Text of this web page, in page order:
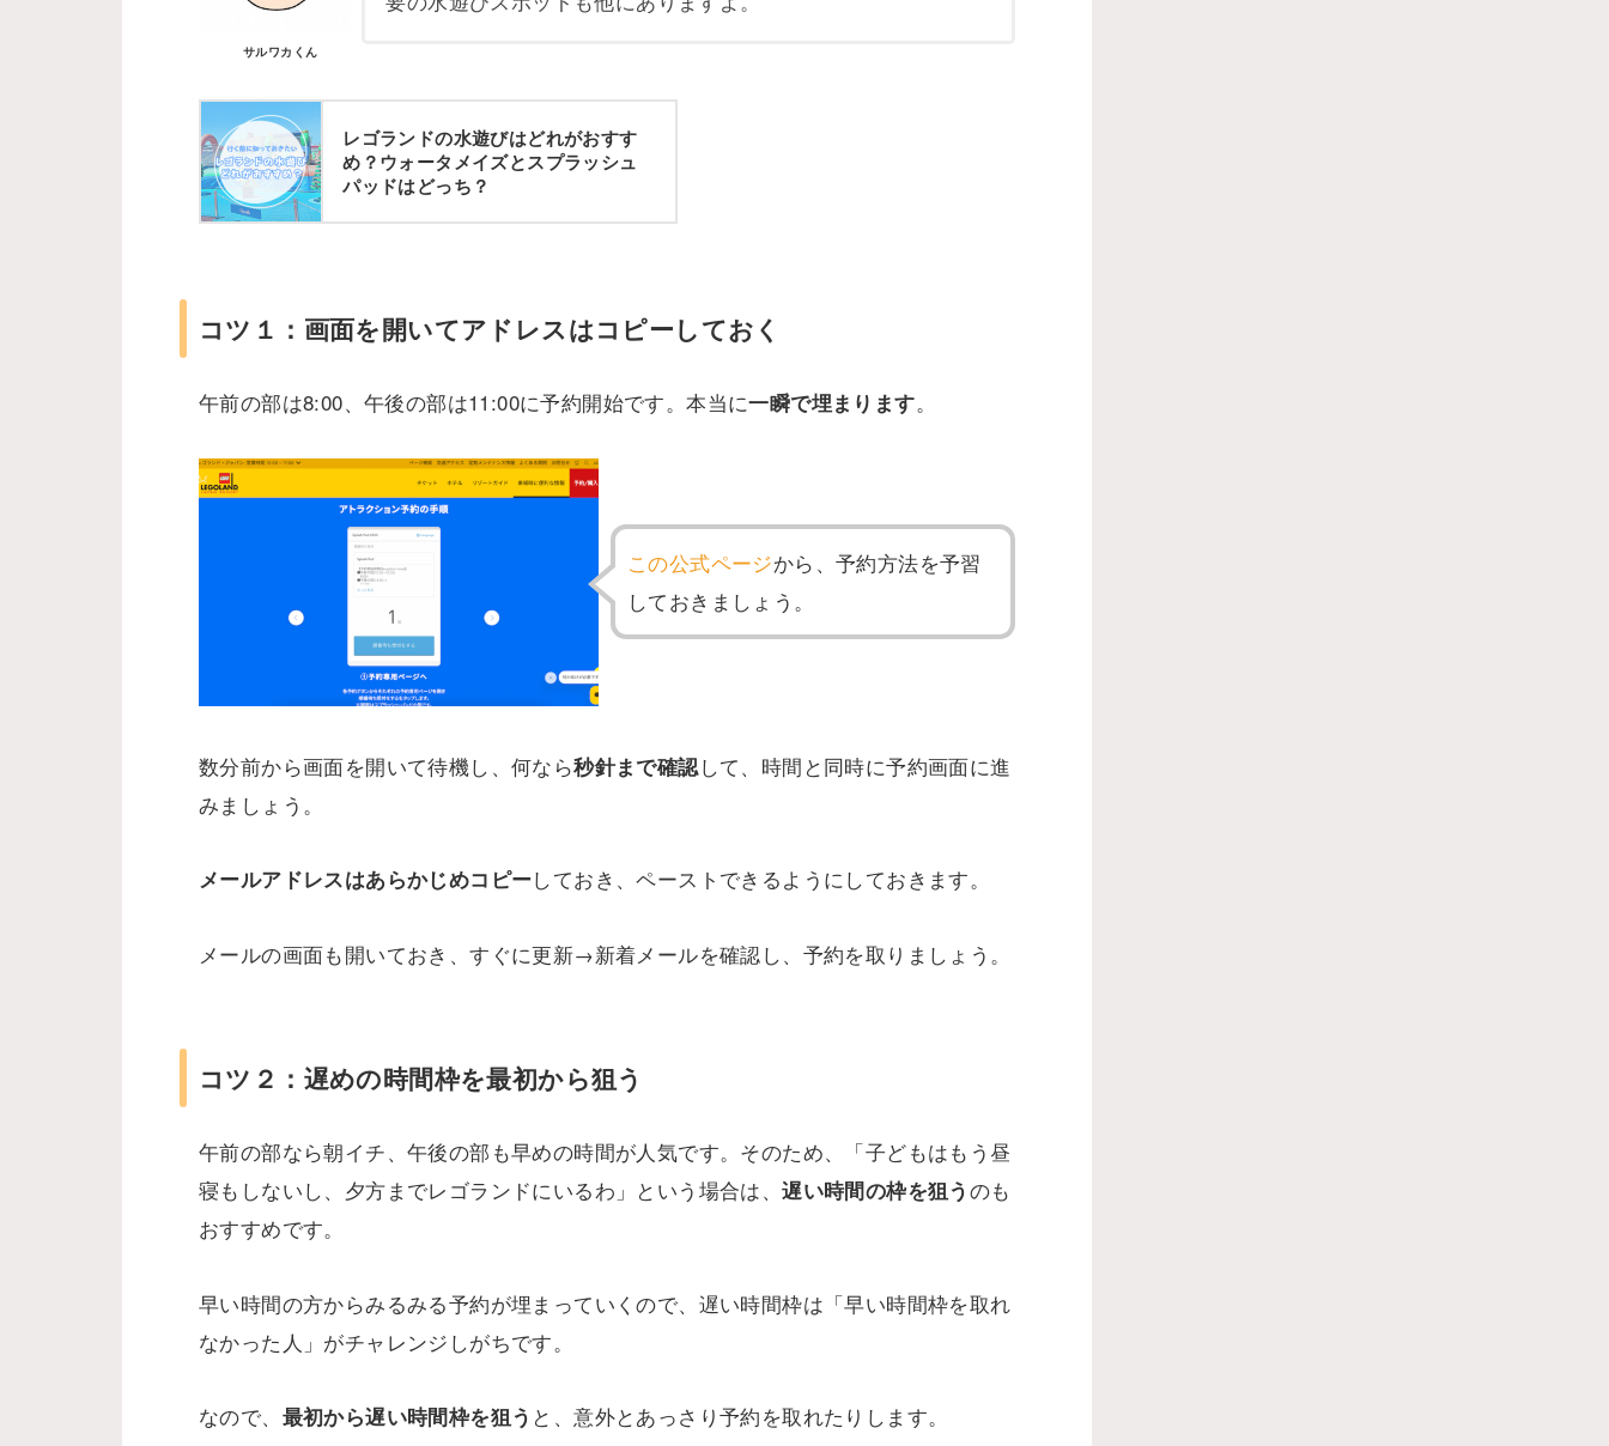
サルワカくん
レゴランドの水遊びはどれがおすす
め？ウォータメイズとスプラッシュ
パッドはどっち？
コツ１：画面を開いてアドレスはコピーしておく
午前の部は8:00、午後の部は11:00に予約開始です。本当に一瞬で埋まります。
この公式ページから、予約方法を予習
しておきましょう。
数分前から画面を開いて待機し、何なら秒針まで確認して、時間と同時に予約画面に進
みましょう。
メールアドレスはあらかじめコピーしておき、ペーストできるようにしておきます。
メールの画面も開いておき、すぐに更新→新着メールを確認し、予約を取りましょう。
コツ２：遅めの時間枠を最初から狙う
午前の部なら朝イチ、午後の部も早めの時間が人気です。そのため、「子どもはもう昼
寝もしないし、夕方までレゴランドにいるわ」という場合は、遅い時間の枠を狙うのも
おすすめです。
早い時間の方からみるみる予約が埋まっていくので、遅い時間枠は「早い時間枠を取れ
なかった人」がチャレンジしがちです。
なので、 最初から遅い時間枠を狙う と、意外とあっさり予約を取れたりします。